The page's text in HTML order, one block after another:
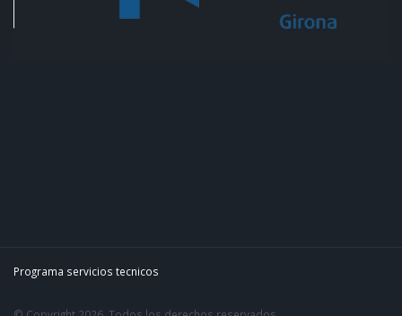
Programa servicios tecnicos